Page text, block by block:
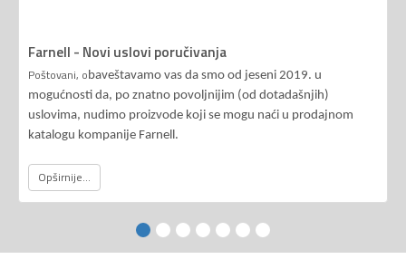
Farnell - Novi uslovi poručivanja
Poštovani, o baveštavamo vas da smo od jeseni 2019. u
mogućnosti da, po znatno povoljnijim (od dotadašnjih)
uslovima, nudimo proizvode koji se mogu naći u prodajnom
katalogu kompanije Farnell.
Opširnije...